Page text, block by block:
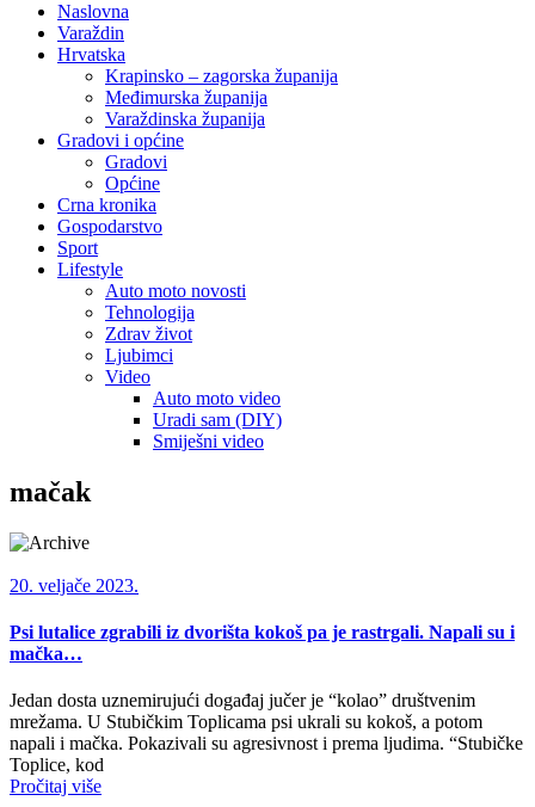
Naslovna
Varaždin
Hrvatska
Krapinsko – zagorska županija
Međimurska županija
Varaždinska županija
Gradovi i općine
Gradovi
Općine
Crna kronika
Gospodarstvo
Sport
Lifestyle
Auto moto novosti
Tehnologija
Zdrav život
Ljubimci
Video
Auto moto video
Uradi sam (DIY)
Smiješni video
mačak
20. veljače 2023.
Psi lutalice zgrabili iz dvorišta kokoš pa je rastrgali. Napali su i
mačka…
Jedan dosta uznemirujući događaj jučer je “kolao” društvenim
mrežama. U Stubičkim Toplicama psi ukrali su kokoš, a potom
napali i mačka. Pokazivali su agresivnost i prema ljudima. “Stubičke
Toplice, kod
Pročitaj više